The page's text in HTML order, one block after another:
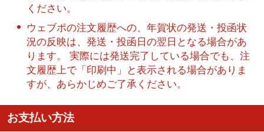
ください。
ウェブポの注文履歴への、年賀状の発送・投函状
況の反映は、発送・投函日の翌日となる場合があ
ります。 実際には発送完了している場合でも、注
文履歴上で「印刷中」と表示される場合がありま
すが、あらかじめご了承ください。
お支払い方法